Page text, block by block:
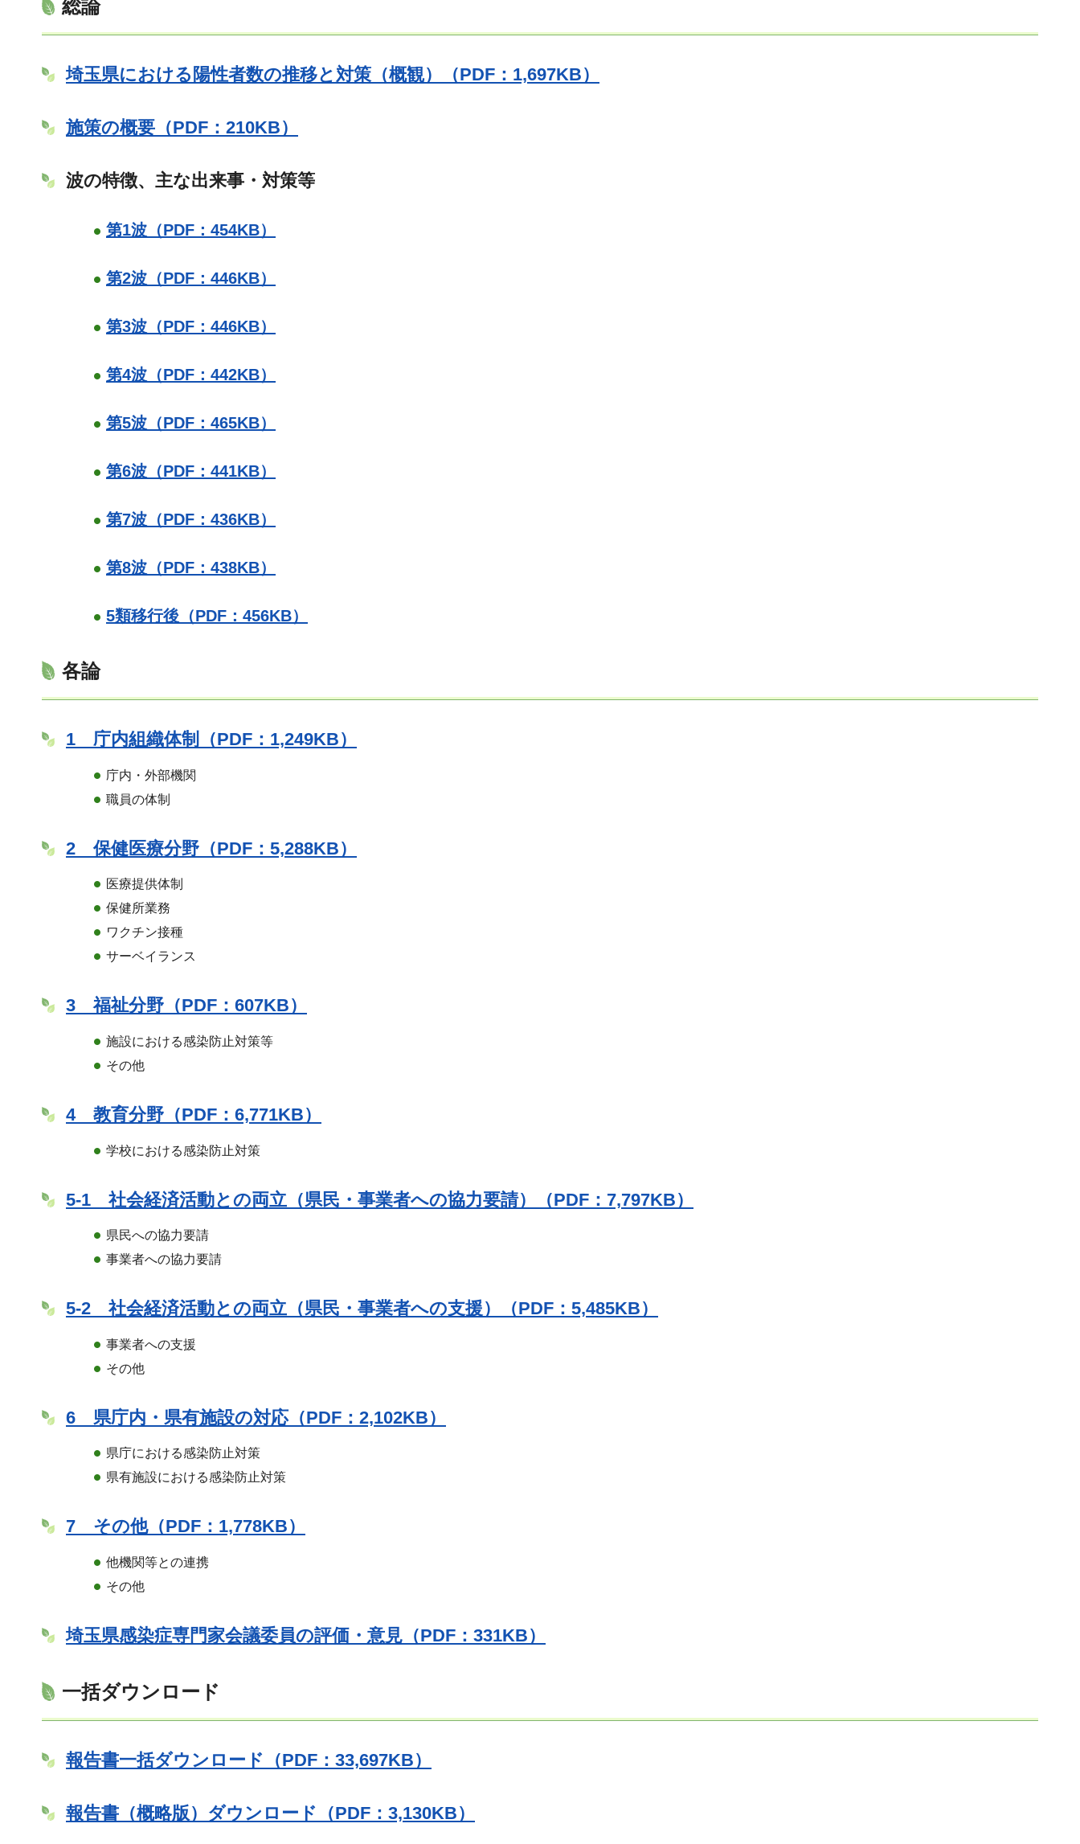
総論
埼玉県における陽性者数の推移と対策（概観）（PDF：1,697KB）
施策の概要（PDF：210KB）
波の特徴、主な出来事・対策等
第1波（PDF：454KB）
第2波（PDF：446KB）
第3波（PDF：446KB）
第4波（PDF：442KB）
第5波（PDF：465KB）
第6波（PDF：441KB）
第7波（PDF：436KB）
第8波（PDF：438KB）
5類移行後（PDF：456KB）
各論
1 庁内組織体制（PDF：1,249KB）
庁内・外部機関
職員の体制
2 保健医療分野（PDF：5,288KB）
医療提供体制
保健所業務
ワクチン接種
サーベイランス
3 福祉分野（PDF：607KB）
施設における感染防止対策等
その他
4 教育分野（PDF：6,771KB）
学校における感染防止対策
5-1 社会経済活動との両立（県民・事業者への協力要請）（PDF：7,797KB）
県民への協力要請
事業者への協力要請
5-2 社会経済活動との両立（県民・事業者への支援）（PDF：5,485KB）
事業者への支援
その他
6 県庁内・県有施設の対応（PDF：2,102KB）
県庁における感染防止対策
県有施設における感染防止対策
7 その他（PDF：1,778KB）
他機関等との連携
その他
埼玉県感染症専門家会議委員の評価・意見（PDF：331KB）
一括ダウンロード
報告書一括ダウンロード（PDF：33,697KB）
報告書（概略版）ダウンロード（PDF：3,130KB）